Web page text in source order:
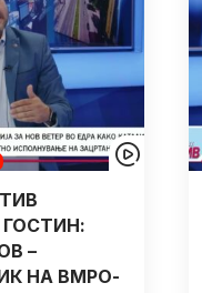
ГОСТИН:
–
НА ВМРО-